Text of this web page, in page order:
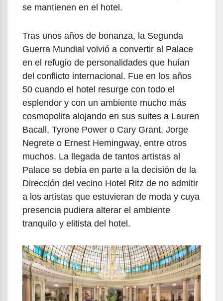
se mantienen en el hotel.
Tras unos años de bonanza, la Segunda
Guerra Mundial volvió a convertir al Palace
en el refugio de personalidades que huían
del conflicto internacional. Fue en los años
50 cuando el hotel resurge con todo el
esplendor y con un ambiente mucho más
cosmopolita alojando en sus suites a Lauren
Bacall, Tyrone Power o Cary Grant, Jorge
Negrete o Ernest Hemingway, entre otros
muchos. La llegada de tantos artistas al
Palace se debía en parte a la decisión de la
Dirección del vecino Hotel Ritz de no admitir
a los artistas que estuvieran de moda y cuya
presencia pudiera alterar el ambiente
tranquilo y elitista del hotel.